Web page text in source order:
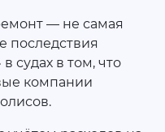
— не самая
последствия
судах в том, что
компании